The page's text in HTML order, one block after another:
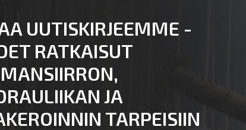
UUTISKIRJEEMME -
RATKAISUT
JA
TARPEISIIN